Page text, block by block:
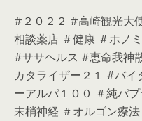
#２０２２ #高崎観光大
相談薬店 ＃健康 ＃ホノ
#ササヘルス #恵命我神
カタライザー２１ #バ
ーアルパ１００ ＃純パ
末梢神経 ＃オルゴン療